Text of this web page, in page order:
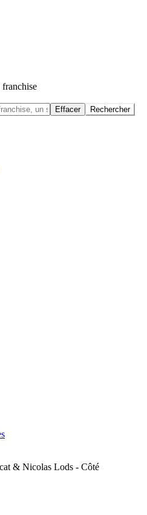
franchise
Effacer Rechercher
& Nicolas Lods - Côté